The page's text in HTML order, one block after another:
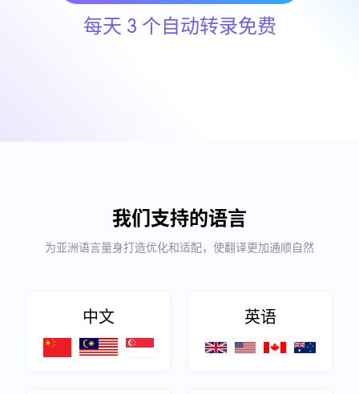
每天 3 个自动转录免费
我们支持的语言
为亚洲语言量身打造优化和适配，使翻译更加通顺自然
中文 英语